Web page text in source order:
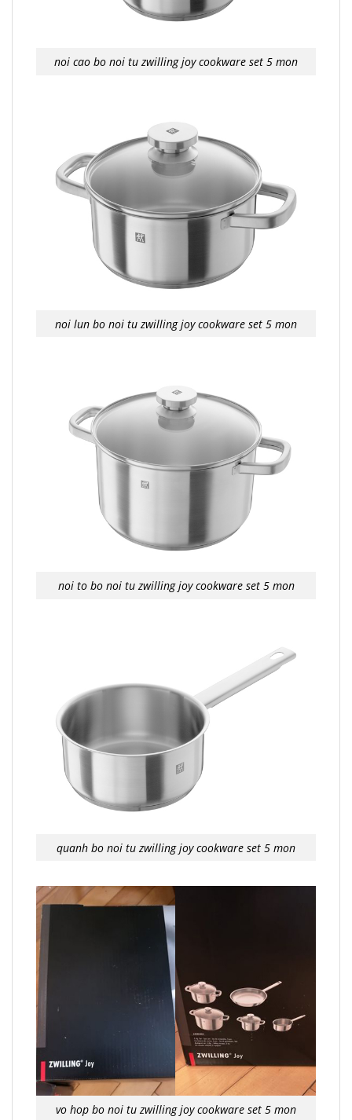
noi cao bo noi tu zwilling joy cookware set 5 mon
noi lun bo noi tu zwilling joy cookware set 5 mon
noi to bo noi tu zwilling joy cookware set 5 mon
quanh bo noi tu zwilling joy cookware set 5 mon
vo hop bo noi tu zwilling joy cookware set 5 mon